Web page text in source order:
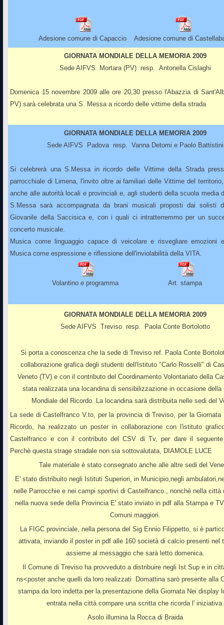
Adesione comune di Capaccio Adesione comune di
GIORNATA MONDIALE DELLA MEMORIA 2009
Sede AIFVS Mortara (PV) resp. Antonella Cislaghi
Domenica 15 novembre 2009 alle ore 20,30 presso l'Abazzia di
PV) sarà celebrata una S. Messa a ricordo delle vittime della strada
GIORNATA MONDIALE DELLA MEMORIA 2009
Sede AIFVS Padova resp. Vanna Detomi e Paolo Battistini
Si celebrerà una S.Messa in ricordo delle Vittime della Strada
parrocchiale di Limena, l'invito oltre ai familiari delle Vittime del
anche alle autorità locali e provinciali e, agli studenti della scuola media
S.Messa sarà accompagnata da brani musicali proposti dai solisti
Giovanile della Saccisica e, con i quali ci intratterremmo per un
concerto musicale.
Musica come linguaggio capace di veicolare e risvegliare emozioni
Musica come espressione e riflessione dell'inviolabilità della VITA.
Volantino e programma Art. stampa
GIORNATA MONDIALE DELLA MEMORIA 2009
Sede AIFVS Treviso resp.
Paola Conte Bortolotto
Si porta a conoscenza che la sede di Treviso ref. Paola Conte
collaborazione grafica degli studenti dell'Istituto "Carlo Rosselli" di
Veneto (TV) e con il contributo del Coordinamento Volontariato della
stata realizzata una locandina di sensibilizzazione in occasione della
Mondiale del Ricordo. La locandina sarà distribuita nelle sedi del
La sede di Castelfranco V.to, per la provincia di Treviso, per la Giornata
Ricordo, ha realizzato un poster in collaborazione con l'istituto
Castelfranco e con il contributo del CSV di Tv, per dare il seguente
Perchè questa strage stradale non sia sottovalutata, DIAMOLE LUCE
Tale materiale è stato consegnato anche alle altre sedi del
E' stato distribuito negli Istituti Superiori, in Municipio,negli
nelle Parrocchie e nei campi sportivi di Castelfranco., nonchè nella città
nella nuova sede della Provincia E' stato inviato in pdf alla Stampa e
Comuni maggiori.
La FIGC provinciale, nella persona del Sig Ennio Filippetto, si è
attivata, inviando il poster in pdf alle 160 società di calcio presenti nel
assieme al messaggio che sarà letto domenica.
Il Comune di Treviso ha provveduto a distribuire negli Ist Sup e in
ns<poster anche quelli da loro realizzati Domattina sarò presente alla
stampa da loro indetta per la presentazione della Giornata Nei display
entrata nella città compare una scritta che ricorda l' iniziativa.
Asolo illumina la Rocca di Braida